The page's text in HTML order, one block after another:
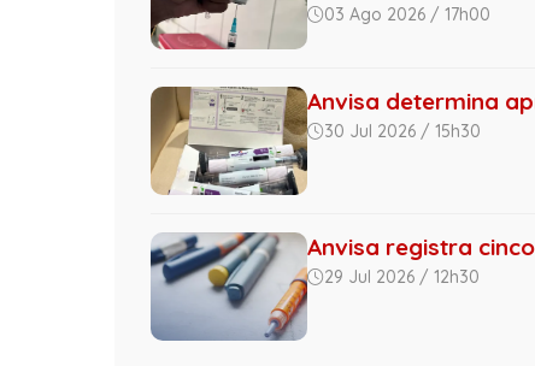
03 Ago 2026 / 17h00
Anvisa determina
30 Jul 2026 / 15h30
Anvisa registra
29 Jul 2026 / 12h30